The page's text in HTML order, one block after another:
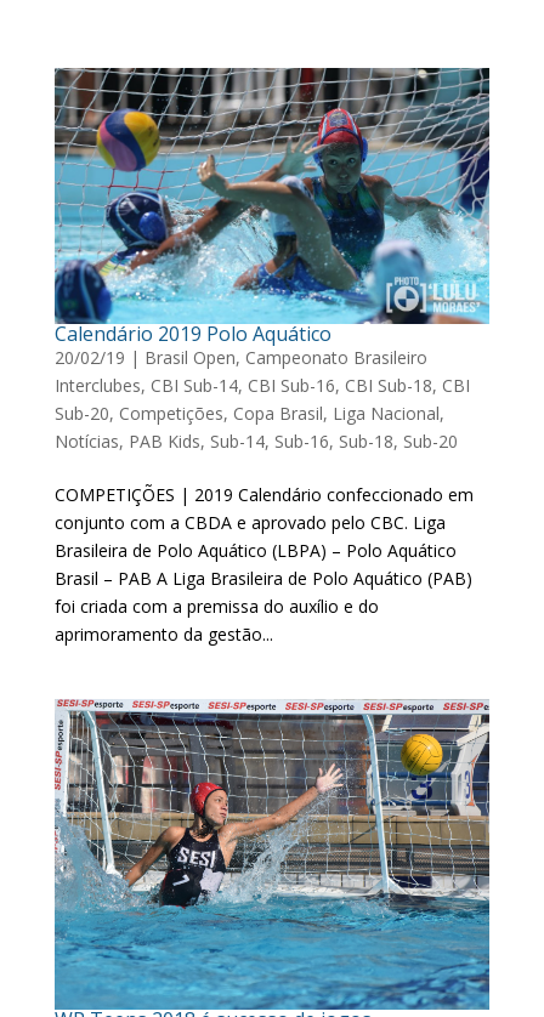
Calendário 2019 Polo Aquático
20/02/19 | Brasil Open, Campeonato Brasileiro
Interclubes, CBI Sub-14, CBI Sub-16, CBI Sub-18, CBI
Sub-20, Competições, Copa Brasil, Liga Nacional,
Notícias, PAB Kids, Sub-14, Sub-16, Sub-18, Sub-20
COMPETIÇÕES | 2019 Calendário confeccionado em
conjunto com a CBDA e aprovado pelo CBC. Liga
Brasileira de Polo Aquático (LBPA) – Polo Aquático
Brasil – PAB A Liga Brasileira de Polo Aquático (PAB)
foi criada com a premissa do auxílio e do
aprimoramento da gestão...